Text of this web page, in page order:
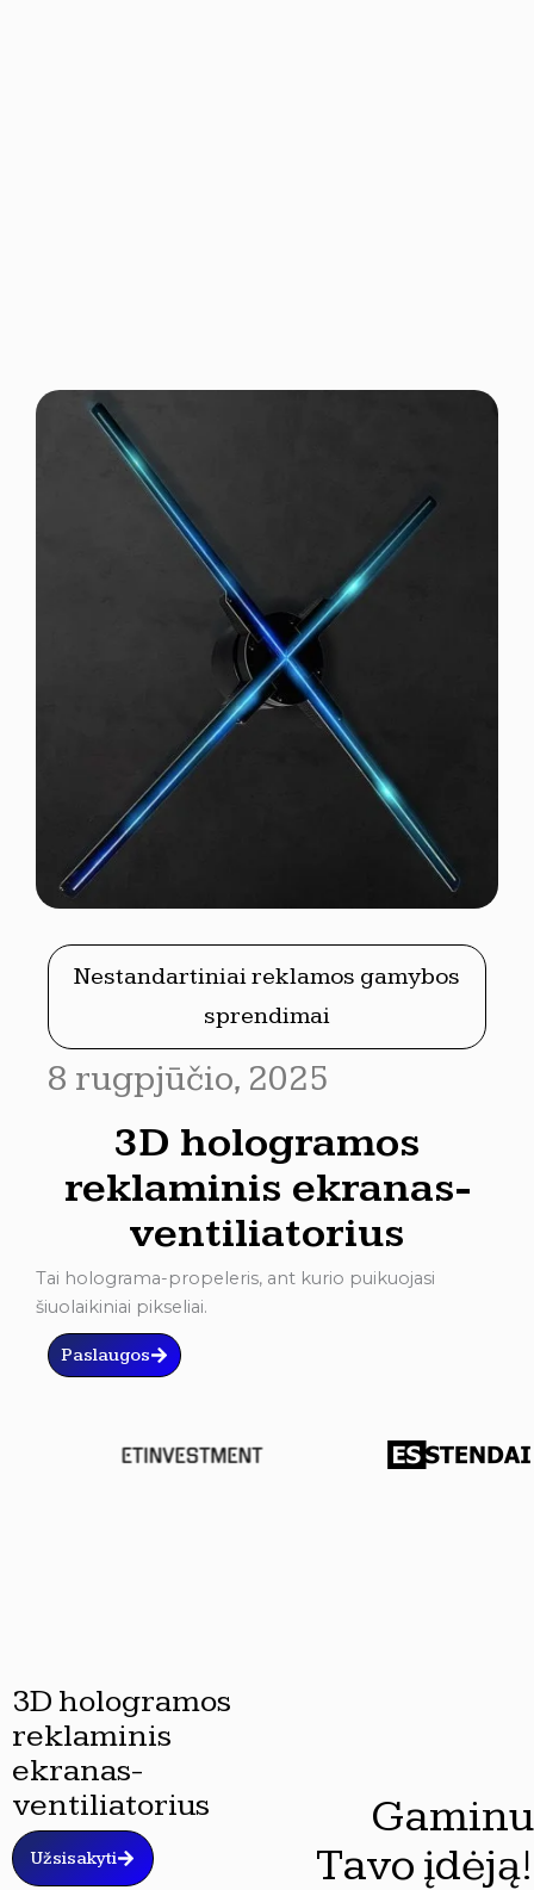
Nestandartiniai reklamos gamybos
sprendimai
8 rugpjūčio, 2025
3D hologramos
reklaminis ekranas-
ventiliatorius
Tai holograma-propeleris, ant kurio puikuojasi
šiuolaikiniai pikseliai.
Paslaugos
3D hologramos
reklaminis
ekranas-
ventiliatorius
Užsisakyti
Gaminu
Tavo įdėją!